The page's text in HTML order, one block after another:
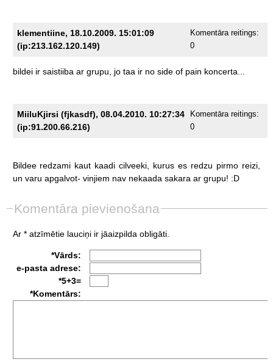
klementiine, 18.10.2009. 15:01:09
(ip:213.162.120.149)
Komentāra reitings:
0
bildei ir saistiiba ar grupu, jo taa ir no side of pain koncerta...
MiiluKjirsi (fjkasdf), 08.04.2010. 10:27:34
(ip:91.200.66.216)
Komentāra reitings:
0
Bildee redzami kaut kaadi cilveeki, kurus es redzu pirmo reizi,
un varu apgalvot- vinjiem nav nekaada sakara ar grupu! :D
Komentāra pievienošana
Ar * atzīmētie lauciņi ir jāaizpilda obligāti.
*Vārds:
e-pasta adrese:
*5+3=
*Komentārs: